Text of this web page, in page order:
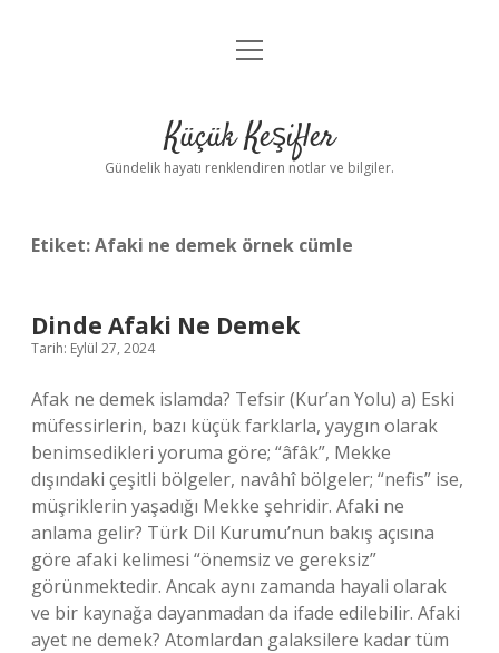
Anasayfa
Yasal Uyarı
menüyü
Küçük Keşifler
Gündelik hayatı renklendiren notlar ve bilgiler.
Etiket:Afaki ne demek örnek cümle
Dinde Afaki Ne Demek
Tarih: Eylül 27, 2024
Afak ne demek islamda? Tefsir (Kur’an Yolu) a) Eski
müfessirlerin, bazı küçük farklarla, yaygın olarak
benimsedikleri yoruma göre; “âfâk”, Mekke
dışındaki çeşitli bölgeler, navâhî bölgeler; “nefis” ise,
müşriklerin yaşadığı Mekke şehridir. Afaki ne
anlama gelir? Türk Dil Kurumu’nun bakış açısına
göre afaki kelimesi “önemsiz ve gereksiz”
görünmektedir. Ancak aynı zamanda hayali olarak
ve bir kaynağa dayanmadan da ifade edilebilir. Afaki
ayet ne demek? Atomlardan galaksilere kadar tüm